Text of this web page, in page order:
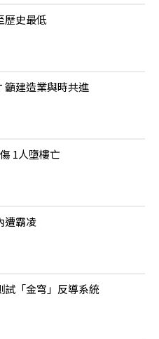
歷史最低
籲建造業與時共進
1人墮樓亡
遭霸凌
試「金穹」反導系統